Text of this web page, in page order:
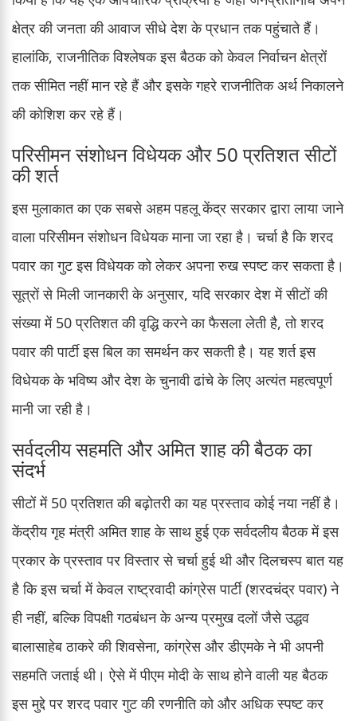
क्षेत्र की जनता की आवाज सीधे देश के प्रधान तक पहुंचाते हैं।
हालांकि, राजनीतिक विश्लेषक इस बैठक को केवल निर्वाचन क्षेत्रों
तक सीमित नहीं मान रहे हैं और इसके गहरे राजनीतिक अर्थ निकालने
की कोशिश कर रहे हैं।
परिसीमन संशोधन विधेयक और 50 प्रतिशत सीटों
की शर्त
इस मुलाकात का एक सबसे अहम पहलू केंद्र सरकार द्वारा लाया जाने
वाला परिसीमन संशोधन विधेयक माना जा रहा है। चर्चा है कि शरद
पवार का गुट इस विधेयक को लेकर अपना रुख स्पष्ट कर सकता है।
सूत्रों से मिली जानकारी के अनुसार, यदि सरकार देश में सीटों की
संख्या में 50 प्रतिशत की वृद्धि करने का फैसला लेती है, तो शरद
पवार की पार्टी इस बिल का समर्थन कर सकती है। यह शर्त इस
विधेयक के भविष्य और देश के चुनावी ढांचे के लिए अत्यंत महत्वपूर्ण
मानी जा रही है।
सर्वदलीय सहमति और अमित शाह की बैठक का
संदर्भ
सीटों में 50 प्रतिशत की बढ़ोतरी का यह प्रस्ताव कोई नया नहीं है।
केंद्रीय गृह मंत्री अमित शाह के साथ हुई एक सर्वदलीय बैठक में इस
प्रकार के प्रस्ताव पर विस्तार से चर्चा हुई थी और दिलचस्प बात यह
है कि इस चर्चा में केवल राष्ट्रवादी कांग्रेस पार्टी (शरदचंद्र पवार) ने
ही नहीं, बल्कि विपक्षी गठबंधन के अन्य प्रमुख दलों जैसे उद्धव
बालासाहेब ठाकरे की शिवसेना, कांग्रेस और डीएमके ने भी अपनी
सहमति जताई थी। ऐसे में पीएम मोदी के साथ होने वाली यह बैठक
इस मुद्दे पर शरद पवार गुट की रणनीति को और अधिक स्पष्ट कर